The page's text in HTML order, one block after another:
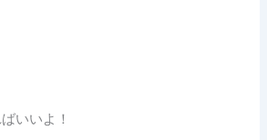
いいよ！